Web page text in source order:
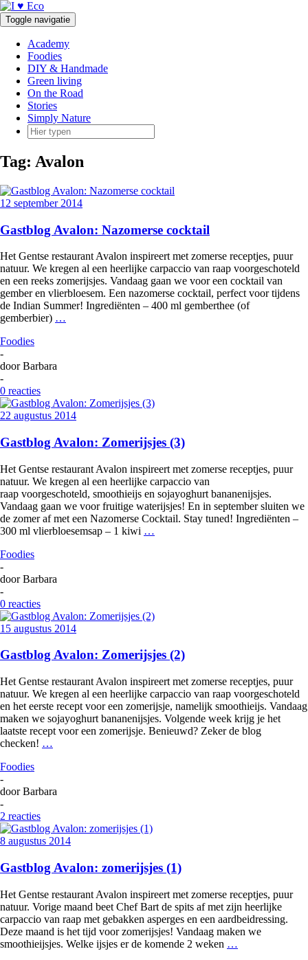
Doorgaan
naar
inhoud
Toggle navigatie
Academy
Foodies
DIY & Handmade
Green living
On the Road
Stories
Simply Nature
Tag: Avalon
12 september 2014
Gastblog Avalon: Nazomerse cocktail
Het Gentse restaurant Avalon inspireert met zomerse receptjes, puur
natuur. We kregen al een heerlijke carpaccio van raap voorgeschoteld
en een reeks zomerijsjes. Vandaag gaan we voor een cocktail van
gember en vlierbloesem. Een nazomerse cocktail, perfect voor tijdens
de Indian Summer! Ingrediënten – 400 ml gemberthee (of
gemberbier) …
Foodies
-
doorBarbara
-
0 reacties
22 augustus 2014
Gastblog Avalon: Zomerijsjes (3)
Het Gentse restaurant Avalon inspireert met zomerse receptjes, puur
natuur. We kregen al een heerlijke carpaccio van
raap voorgeschoteld, smoothieijs en sojayoghurt bananenijsjes.
Vandaag gaan we voor fruitige waterijsjes! En in september sluiten we
de zomer af met een Nazomerse Cocktail. Stay tuned! Ingrediënten –
300 ml vlierbloesemsap – 1 kiwi …
Foodies
-
doorBarbara
-
0 reacties
15 augustus 2014
Gastblog Avalon: Zomerijsjes (2)
Het Gentse restaurant Avalon inspireert met zomerse receptjes, puur
natuur. We kregen al een heerlijke carpaccio van raap voorgeschoteld
en het eerste recept voor een zomerijsje, namelijk smoothieijs. Vandaag
maken we sojayoghurt bananenijsjes. Volgende week krijg je het
laatste recept voor een zomerijsje. Benieuwd? Zeker de blog
checken! …
Foodies
-
doorBarbara
-
2 reacties
8 augustus 2014
Gastblog Avalon: zomerijsjes (1)
Het Gentse restaurant Avalon inspireert met zomerse receptjes, puur
natuur. Vorige maand beet Chef Bart de spits af met zijn heerlijke
carpaccio van raap met gebakken asperges en een aardbeidressing.
Deze maand is het tijd voor zomerijsjes! Vandaag maken we
smoothieijsjes. Welke ijsjes er de komende 2 weken …